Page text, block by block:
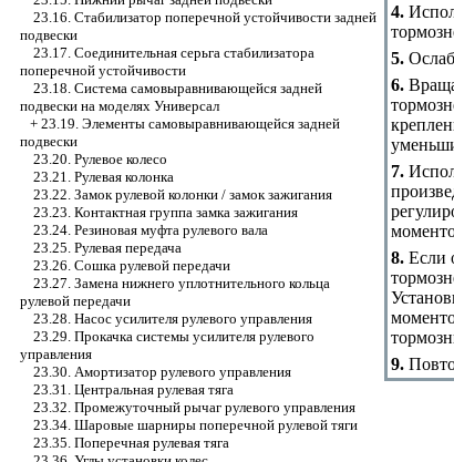
23.16. Стабилизатор поперечной устойчивости задней
подвески
23.17. Соединительная серьга стабилизатора
поперечной устойчивости
23.18. Система самовыравнивающейся задней
подвески на моделях Универсал
+ 23.19. Элементы самовыравнивающейся задней
подвески
23.20. Рулевое колесо
23.21. Рулевая колонка
23.22. Замок рулевой колонки / замок зажигания
23.23. Контактная группа замка зажигания
23.24. Резиновая муфта рулевого вала
23.25. Рулевая передача
23.26. Сошка рулевой передачи
23.27. Замена нижнего уплотнительного кольца
рулевой передачи
23.28. Насос усилителя рулевого управления
23.29. Прокачка системы усилителя рулевого
управления
23.30. Амортизатор рулевого управления
23.31. Центральная рулевая тяга
23.32. Промежуточный рычаг рулевого управления
23.34. Шаровые шарниры поперечной рулевой тяги
23.35. Поперечная рулевая тяга
4.
5.
6.
7.
8. Если
9.